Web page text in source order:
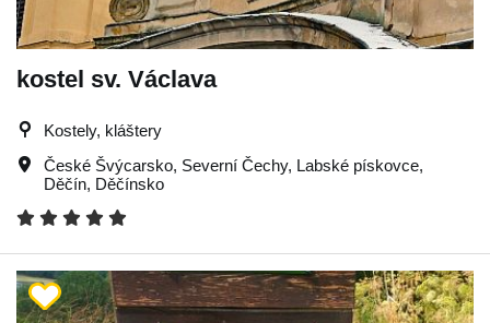
kostel sv. Václava
Kostely, kláštery
České Švýcarsko, Severní Čechy, Labské pískovce,
Děčín, Děčínsko